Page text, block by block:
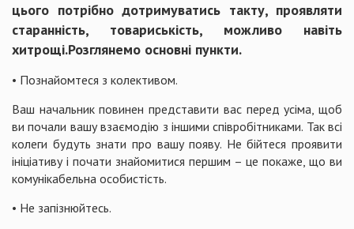
цього потрібно дотримуватись такту, проявляти
старанність, товариськість, можливо навіть
хитрощі.Розглянемо основні пункти.
• Познайомтеся з колективом.
Ваш начальник повинен представити вас перед усіма, щоб
ви почали вашу взаємодію з іншими співробітниками. Так всі
колеги будуть знати про вашу появу. Не бійтеся проявити
ініціативу і почати знайомитися першим – це покаже, що ви
комунікабельна особистість.
• Не запізнюйтесь.